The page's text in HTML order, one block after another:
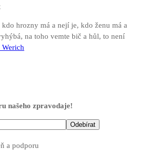
hrozny má a nejí je, kdo ženu má a
na toho vemte bič a hůl, to není
Werich
našeho zpravodaje!
a podporu